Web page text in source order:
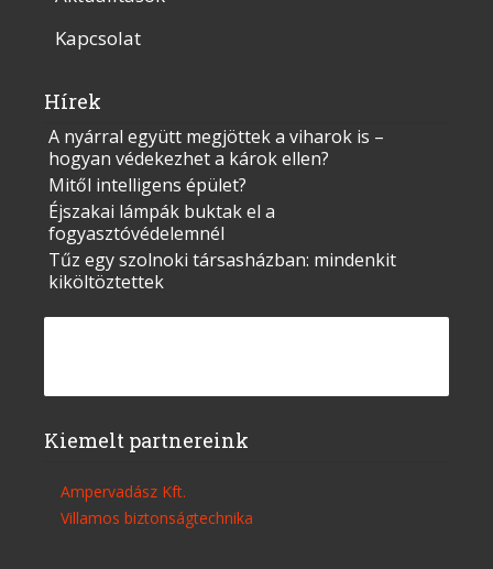
Kapcsolat
Hírek
A nyárral együtt megjöttek a viharok is –
hogyan védekezhet a károk ellen?
Mitől intelligens épület?
Éjszakai lámpák buktak el a
fogyasztóvédelemnél
Tűz egy szolnoki társasházban: mindenkit
kiköltöztettek
Kiemelt partnereink
Ampervadász Kft.
Villamos biztonságtechnika